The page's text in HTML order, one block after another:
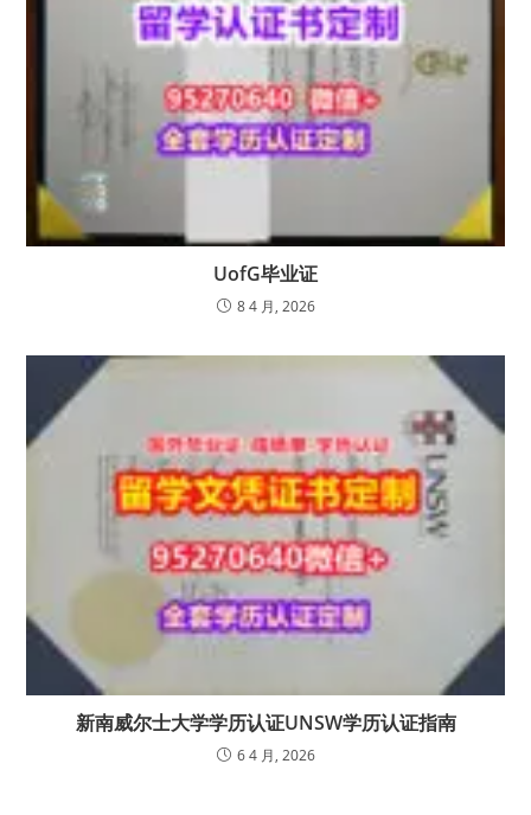
UofG毕业证
8 4 月, 2026
新南威尔士大学学历认证UNSW学历认证指南
6 4 月, 2026